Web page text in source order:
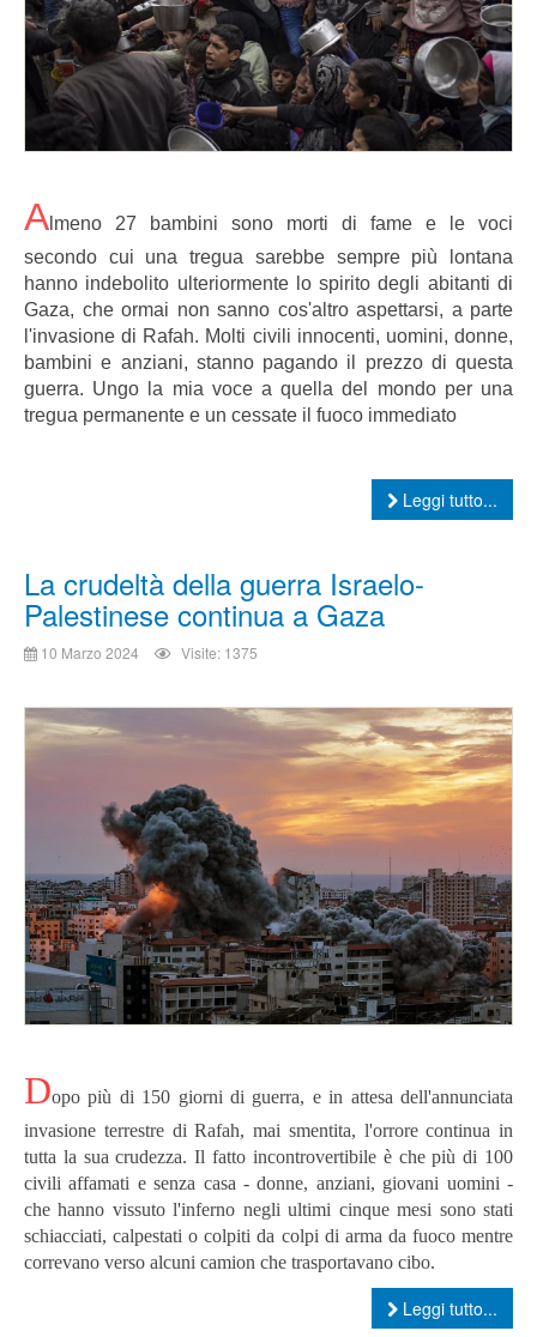
A lmeno 27 bambini sono morti di fame e le voci
secondo cui una tregua sarebbe sempre più lontana
hanno indebolito ulteriormente lo spirito degli abitanti di
Gaza, che ormai non sanno cos'altro aspettarsi, a parte
l'invasione di Rafah. Molti civili innocenti, uomini, donne,
bambini e anziani, stanno pagando il prezzo di questa
guerra. Ungo la mia voce a quella del mondo per una
tregua permanente e un cessate il fuoco immediato
Leggi tutto...
La crudeltà della guerra Israelo-
Palestinese continua a Gaza
10 Marzo 2024 Visite: 1375
Dopo più di 150 giorni di guerra, e in attesa dell'annunciata
invasione terrestre di Rafah, mai smentita, l'orrore continua in
tutta la sua crudezza.Il fatto incontrovertibile è che più di 100
civili affamati e senza casa - donne, anziani, giovani uomini -
che hanno vissuto l'inferno negli ultimi cinque mesi sono stati
schiacciati, calpestati o colpiti da colpi di arma da fuoco mentre
correvano verso alcuni camion che trasportavano cibo.
Leggi tutto...